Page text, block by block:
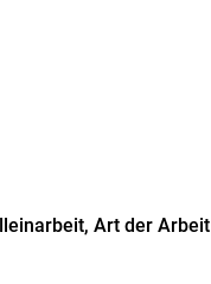
Art der Arbeit